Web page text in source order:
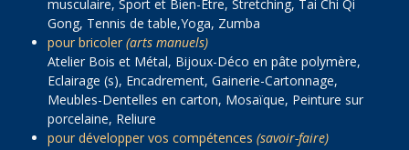
musculaire, Sport et Bien-Être, Stretching, Tai Chi Qi
Gong, Tennis de table,Yoga, Zumba
pour bricoler(arts manuels)
Atelier Bois et Métal, Bijoux-Déco en pâte polymère,
Eclairage (s), Encadrement, Gainerie-Cartonnage,
Meubles-Dentelles en carton, Mosaïque, Peinture sur
porcelaine, Reliure
pour développer vos compétences (savoir-faire)